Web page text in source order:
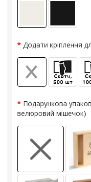
Додати кріплення
Подарункова
велюровий мішечок)